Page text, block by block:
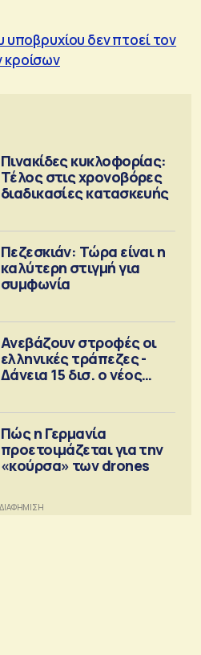
δεν πτοεί τον
κροίσων
Πινακίδες κυκλοφορίας:
Τέλος στις χρονοβόρες
διαδικασίες κατασκευής
Πεζεσκιάν: Τώρα είναι η
καλύτερη στιγμή για
συμφωνία
Ανεβάζουν στροφές οι
ελληνικές τράπεζες -
Δάνεια 15 δισ. ο νέος
Πώς η Γερμανία
προετοιμάζεται για την
«κούρσα» των drones